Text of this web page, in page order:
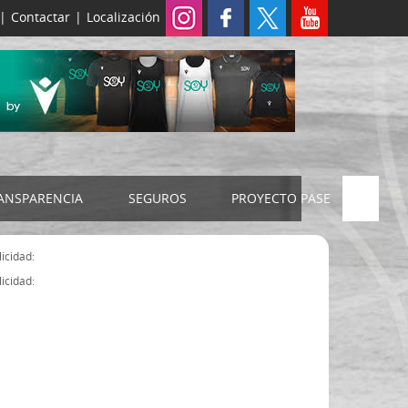
| Contactar | Localización
2024
SEGUROS
SEGURO JUDEX
PROYECTO PASE